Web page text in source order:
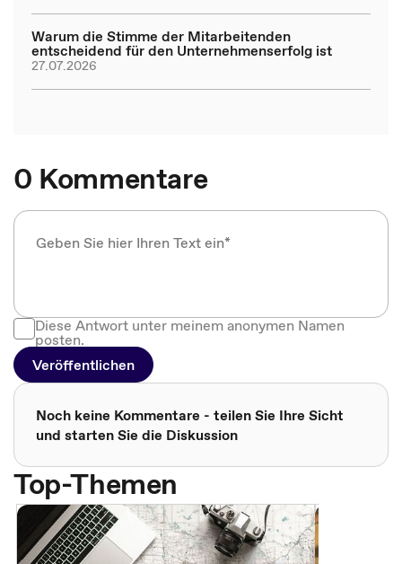
Warum die Stimme der Mitarbeitenden
entscheidend für den Unternehmenserfolg ist
27.07.2026
0 Kommentare
Diese Antwort unter meinem anonymen Namen
posten.
Veröffentlichen
Noch keine Kommentare - teilen Sie Ihre Sicht
und starten Sie die Diskussion
Top-Themen